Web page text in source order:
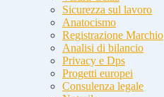
Sicurezza sul lavoro
Anatocismo
Registrazione Marchio
Analisi di bilancio
Privacy e Dps
Progetti europei
Consulenza legale